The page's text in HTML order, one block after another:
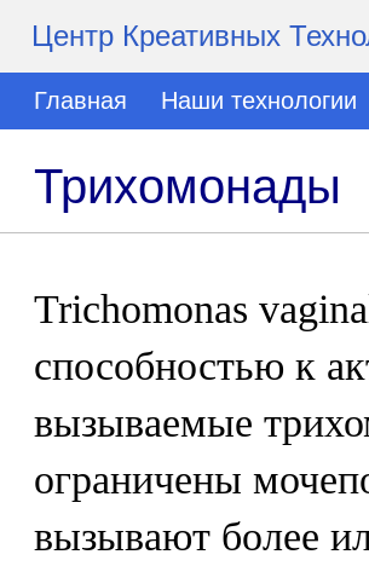
Центр Креативных
Главная Наши технологии
Трихомонады
Trichomonas
способностью к
вызываемые
ограничены
вызывают более